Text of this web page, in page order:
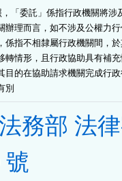
「委託」係指行政機關將涉
辦理而言，如不涉及公權力
係指不相隸屬行政機關間，
轉情形，且行政協助具有補
目的在協助請求機關完成行
別
務部 法
號